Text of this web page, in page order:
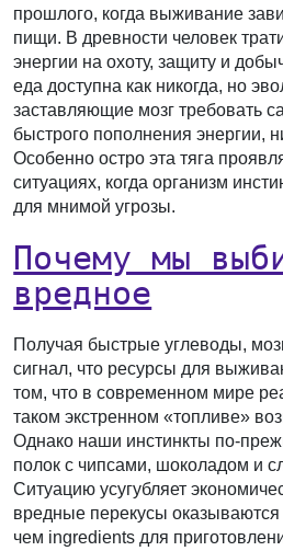
прошлого, когда выживание
пищи. В древности человек
энергии на охоту, защиту и
еда доступна как никогда, но
заставляющие мозг требовать
быстрого пополнения энергии,
Особенно остро эта тяга
ситуациях, когда организм
для мнимой угрозы.
Почему мы
вредное
Получая быстрые углеводы,
сигнал, что ресурсы для
том, что в современном мире
таком экстренном «топливе»
Однако наши инстинкты по-
полок с чипсами, шоколадом и
Ситуацию усугубляет
вредные перекусы
чем ingredients для